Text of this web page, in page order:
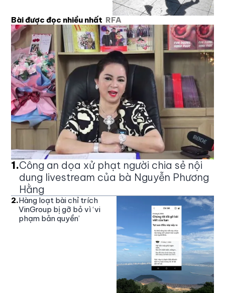
Bài được đọc nhiều nhất RFA
1.Công an dọa xử phạt người chia sẻ nội
dung livestream của bà Nguyễn Phương
Hằng
2.Hàng loạt bài chỉ trích
VinGroup bị gỡ bỏ vì ‘vi
phạm bản quyền’